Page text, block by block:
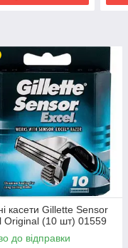
касети Gillette Sensor
Original (10 шт) 01559
до відправки